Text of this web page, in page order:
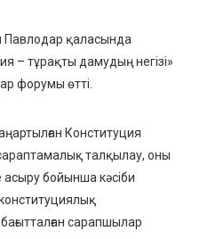
Павлодар қаласында
– тұрақты дамудың негізі»
форумы өтті.
Конституция
талқылау, оны
асыру бойынша кәсіби
сарапшылар